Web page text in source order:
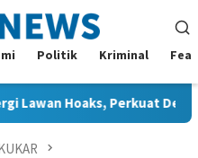
Politik Kriminal
Hoaks, Perkuat Demokrasi